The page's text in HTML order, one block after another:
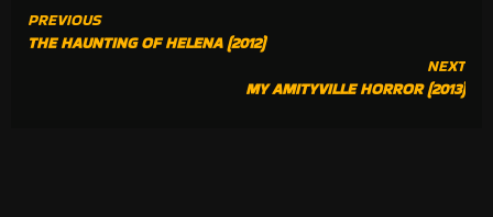
CONTINUE
READING
PREVIOUS
THE HAUNTING OF HELENA (2012)
NEXT
MY AMITYVILLE HORROR (2013)